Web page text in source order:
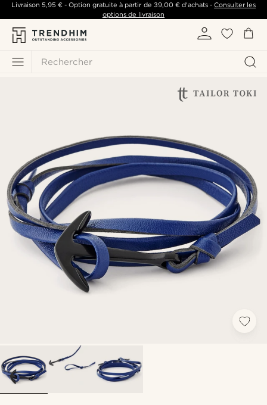
Rechercher
Livraison 5,95 €- Option gratuite à partir de 39,00 €d'achats -Consulter les
options de livraison